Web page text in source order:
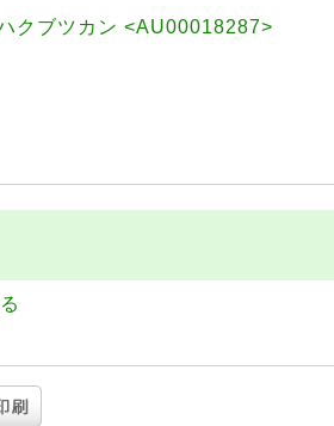
クブツカン <AU00018287>